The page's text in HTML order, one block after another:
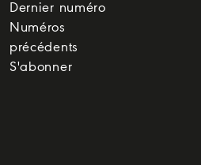
Dernier numéro
Numéros
précédents
S'abonner